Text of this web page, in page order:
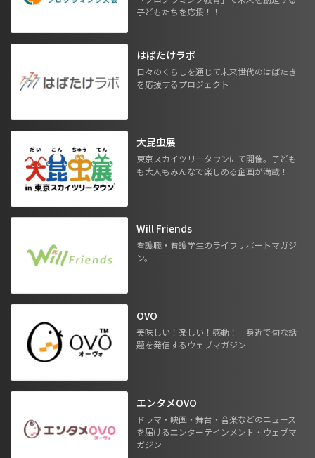
子どもたちを応援！！
はばたけラボ
日々のくらしを通じて未来世代のはばたき
を応援するプロジェクト
大昆虫展
東京スカイツリータウンにて開催。子ども
も大人もみんなで楽しめる企画が満載！
Will Friends
看護職・看護学生のライフサポートマガジ
ン。
OVO
美味しい！楽しい！感動！ 身近で旬な話
題を発信するウェブマガジン
エンタメOVO
ドラマ・映画・舞台・音楽などのニュース
を届けるエンターテインメント・ウェブマ
ガジン